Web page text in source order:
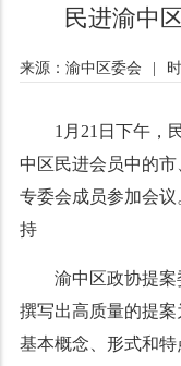
民进渝中
来源：渝中区委会
1 月 21 日下午，
中区民进会员中的
专委会成员参加会
持
渝中区政协提
撰写出高质量的提
基本概念、形式和